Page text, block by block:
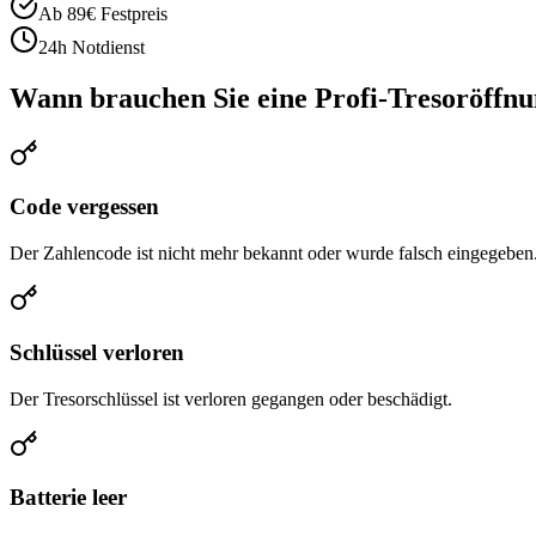
Ab 89€ Festpreis
24h Notdienst
Wann brauchen Sie eine Profi-
Code vergessen
Der Zahlencode ist nicht mehr bekannt oder wurde falsch eingegeben.
Schlüssel verloren
Der Tresorschlüssel ist verloren gegangen oder beschädigt.
Batterie leer